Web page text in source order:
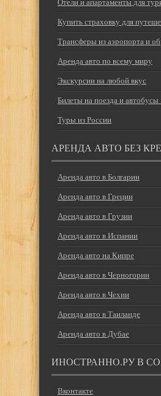
Отели и апартаменты для
Купить страховку для
Трансферы из аэропорта и
Аренда авто по всему миру
Экскурсии на любой вкус
Билеты на поезда и
Туры из России
АРЕНДА АВТО БЕЗ
Аренда авто в Болгарии
Аренда авто в Греции
Аренда авто в Грузии
Аренда авто в Испании
Аренда авто на Кипре
Аренда авто в Черногории
Аренда авто в Чехии
Аренда авто в Таиланде
Аренда авто в Дубае
ИНОСТРАННО.РУ В
Вконтакте